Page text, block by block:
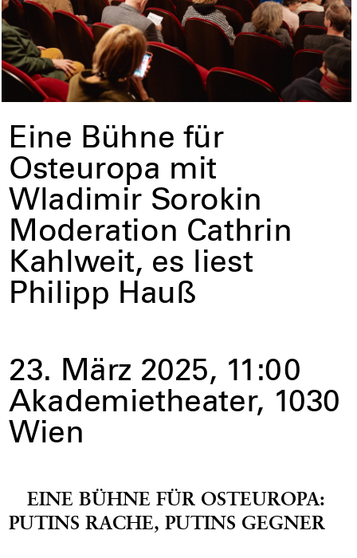
Eine Bühne für
Osteuropa mit
Wladimir Sorokin
Moderation Cathrin
Kahlweit, es liest
Philipp Hauß
23. März 2025, 11:00
Akademietheater, 1030
Wien
EINE BÜHNE FÜR OSTEUROPA:
PUTINS RACHE, PUTINS GEGNER